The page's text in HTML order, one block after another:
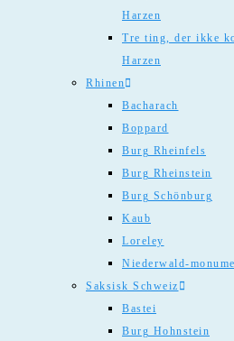
Harzen
Tre ting, der ikke
Harzen
Rhinen
Bacharach
Boppard
Burg Rheinfels
Burg Rheinstein
Burg Schönburg
Kaub
Loreley
Niederwald-
Saksisk Schweiz
Bastei
Burg Hohnstein